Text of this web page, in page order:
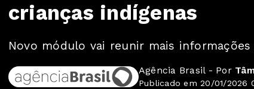
crianças indígenas
Novo módulo vai reunir mais
Agência Brasil - Por
Publicado em 20/01/2026